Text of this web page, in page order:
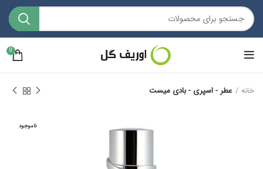
0
خانه عطر - اسپری - بادی میست
ناموجود